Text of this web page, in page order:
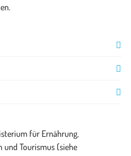
für Ernährung,
und Tourismus (siehe